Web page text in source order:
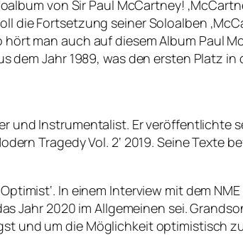
von Sir Paul McCartney!
Fortsetzung seiner Soloalben
man auch auf diesem Album Paul
dem Jahr 1989, was den ersten Platz
Instrumentalist. Er veröffentlichte
Tragedy Vol. 2‘ 2019. Seine Texte
In einem Interview mit dem
Jahr 2020 im Allgemeinen sei.
und um die Möglichkeit optimistisch